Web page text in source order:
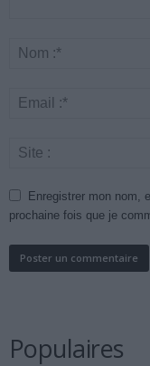
Enregistrer mon nom,
prochaine fois que je
Populaires